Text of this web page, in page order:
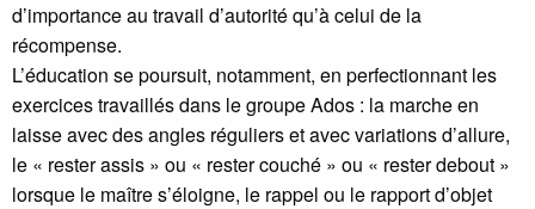
d’importance au travail d’autorité qu’à celui de la
récompense.
L’éducation se poursuit, notamment, en perfectionnant les
exercices travaillés dans le groupe Ados : la marche en
laisse avec des angles réguliers et avec variations d’allure,
le « rester assis » ou « rester couché » ou « rester debout »
lorsque le maître s’éloigne, le rappel ou le rapport d’objet